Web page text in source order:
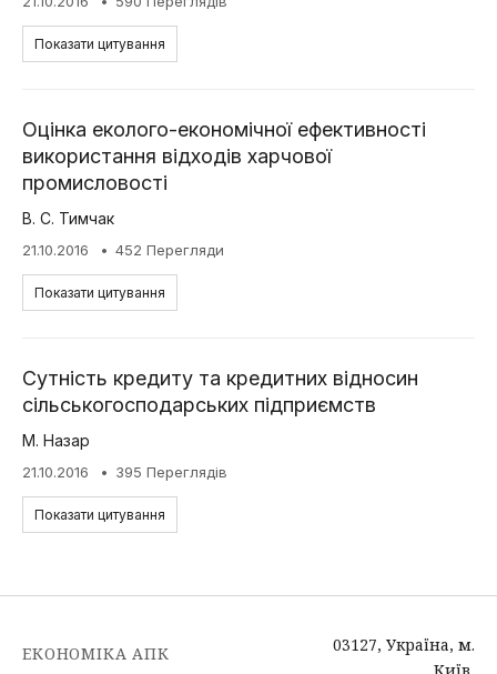
Показати цитування
Оцінка еколого-економічної ефективності
використання відходів харчової
промисловості
В. С. Тимчак
21.10.2016 452 Перегляди
Показати цитування
Сутність кредиту та кредитних відносин
сільськогосподарських підприємств
М. Назар
21.10.2016 395 Переглядів
Показати цитування
ЕКОНОМІКА АПК
03127, Україна, м.